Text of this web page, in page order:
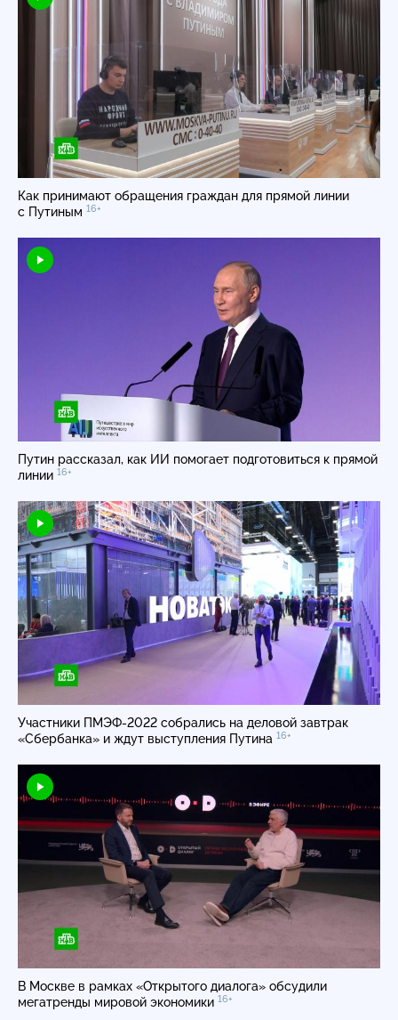
Как принимают обращения граждан для прямой линии
с Путиным 16+
Путин рассказал, как ИИ помогает подготовиться к прямой
линии 16+
Участники ПМЭФ-2022 собрались на деловой завтрак
«Сбербанка» и ждут выступления Путина 16+
В Москве в рамках «Открытого диалога» обсудили
мегатренды мировой экономики 16+